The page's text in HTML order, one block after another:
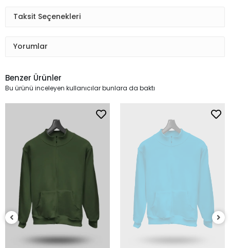
Taksit Seçenekleri
Yorumlar
Benzer Ürünler
Bu ürünü inceleyen kullanıcılar bunlara da baktı